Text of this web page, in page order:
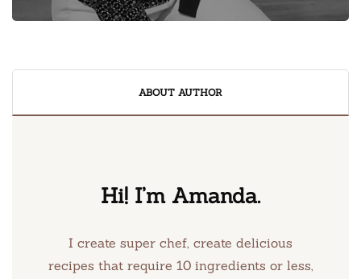
ABOUT AUTHOR
Hi! I’m Amanda.
I create super chef, create delicious
recipes that require 10 ingredients or less,